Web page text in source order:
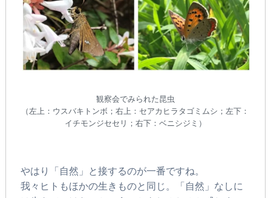
観察会でみられた昆虫
（左上：ウスバキトンボ；右上：セアカヒラタゴミムシ；左下：
イチモンジセセリ；右下：ベニシジミ）
やはり「自然」と接するのが一番ですね。
我々ヒトもほかの生きものと同じ。「自然」なしに